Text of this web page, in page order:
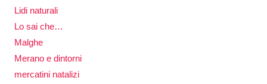
Lidi naturali
Lo sai che…
Malghe
Merano e dintorni
mercatini natalizi